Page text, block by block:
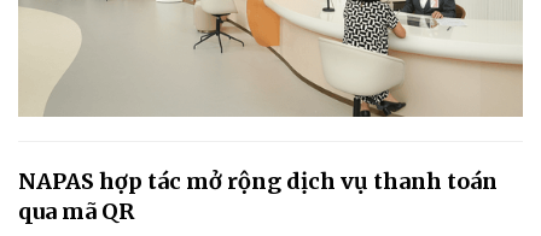
NAPAS hợp tác mở rộng dịch vụ thanh toán
qua mã QR